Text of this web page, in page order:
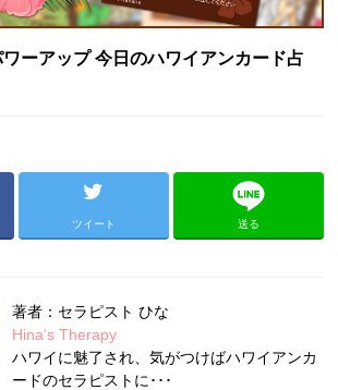
ーアップ 今日のハワイアンカード占
ツイート 送る
著者：セラピスト ひな
Hina's Therapy
ハワイに魅了され、気がつけばハワイアンカ
ードのセラピストに･･･